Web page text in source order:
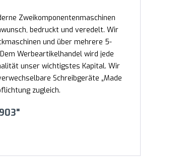
Zweikomponentenmaschinen
bedruckt und veredelt. Wir
und über mehrere 5-
Werbeartikelhandel wird jede
unser wichtigstes Kapital. Wir
Schreibgeräte „Made
zugleich.